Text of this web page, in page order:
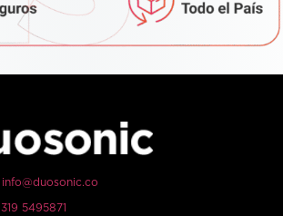
info@duosonic.co
319 5495871